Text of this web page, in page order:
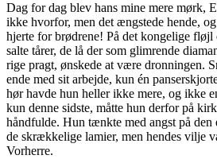
Dag for dag blev hans mine mere mørk,
ikke hvorfor, men det ængstede hende,
hjerte for brødrene! På det kongelige fløjl
salte tårer, de lå der som glimrende
rige pragt, ønskede at være dronningen.
ende med sit arbejde, kun én
hør havde hun heller ikke mere, og ikke
kun denne sidste, måtte hun derfor på
håndfulde. Hun tænkte med angst på den
de skrækkelige lamier, men hendes vilje
Vorherre.